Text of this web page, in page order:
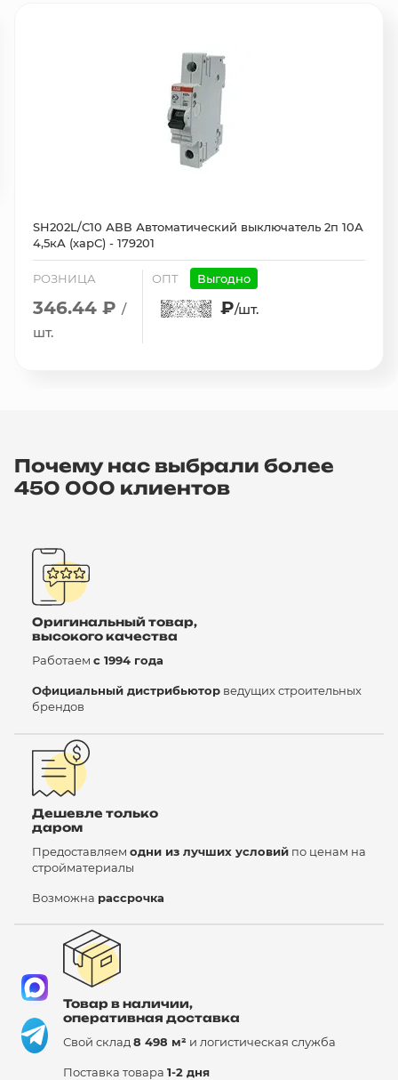
SH202L/С10 АВВ Автоматический выключатель 2п 10А
4,5кА (харС) - 179201
РОЗНИЦА
346.44 ₽ /
шт.
ОПТ Выгодно
₽/шт.
Почему нас выбрали более
450 000 клиентов
Оригинальный товар,
высокого качества
Работаем с 1994 года
Официальный дистрибьютор ведущих строительных
брендов
Дешевле только
даром
Предоставляем одни из лучших условий по ценам на
стройматериалы
Возможна рассрочка
Товар в наличии,
оперативная доставка
Свой склад 8 498 м² и логистическая служба
Поставка товара 1-2 дня